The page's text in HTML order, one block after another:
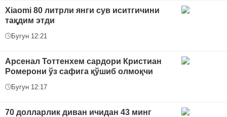
Xiaomi 80 литрли янги сув иситгичини
тақдим этди
Бугун 12:21
Арсенал Тоттенхем сардори Кристиан
Ромерони ўз сафига қўшиб олмоқчи
Бугун 12:17
70 долларлик диван ичидан 43 минг